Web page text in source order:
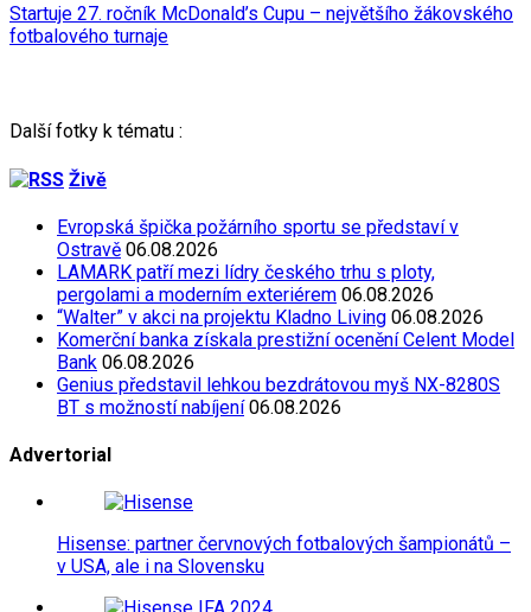
Startuje 27. ročník McDonald’s Cupu – největšího žákovského
fotbalového turnaje
Další fotky k tématu :
Živě
Evropská špička požárního sportu se představí v
Ostravě 06.08.2026
LAMARK patří mezi lídry českého trhu s ploty,
pergolami a moderním exteriérem 06.08.2026
“Walter” v akci na projektu Kladno Living 06.08.2026
Komerční banka získala prestižní ocenění Celent Model
Bank 06.08.2026
Genius představil lehkou bezdrátovou myš NX-8280S
BT s možností nabíjení 06.08.2026
Advertorial
Hisense: partner červnových fotbalových šampionátů –
v USA, ale i na Slovensku